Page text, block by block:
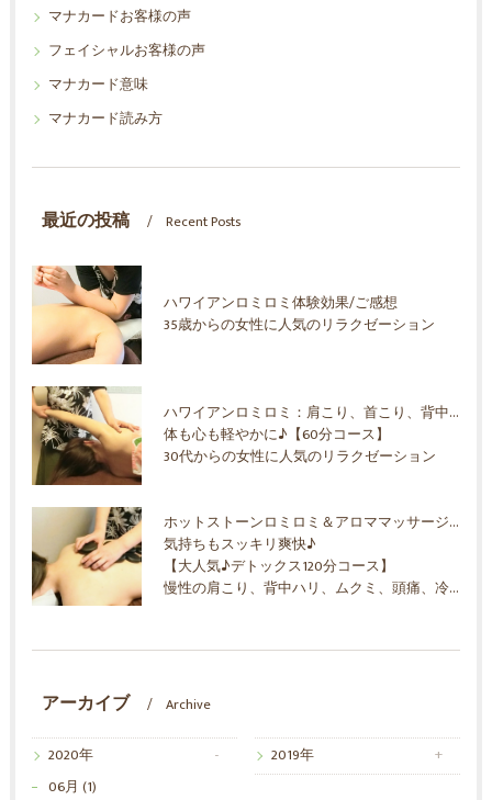
マナカードお客様の声
フェイシャルお客様の声
マナカード意味
マナカード読み方
最近の投稿 Recent Posts
ハワイアンロミロミ体験効果/ご感想
35歳からの女性に人気のリラクゼーション
ハワイアンロミロミ：肩こり、首こり、背中ハリ、ムクミ、ストレス解消
体も心も軽やかに♪【60分コース】
30代からの女性に人気のリラクゼーション
ホットストーンロミロミ＆アロママッサージオイル
気持ちもスッキリ爽快♪
【大人気♪デトックス120分コース】
慢性の肩こり、背中ハリ、ムクミ、頭痛、冷え！30代からの女性に人気のリラクゼーション
アーカイブ Archive
2020年
06月 (1)
2019年